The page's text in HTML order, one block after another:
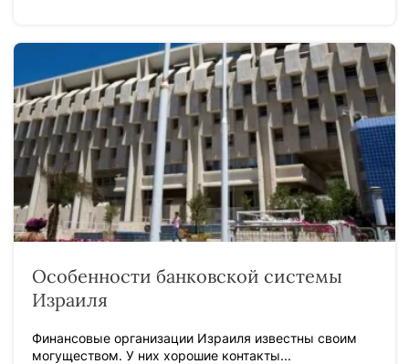
Особенности банковской системы
Израиля
Финансовые организации Израиля известны своим
могуществом. У них хорошие контакты...